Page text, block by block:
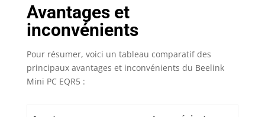
Avantages et
inconvénients
Pour résumer, voici un tableau comparatif des
principaux avantages et inconvénients du Beelink
Mini PC EQR5 :